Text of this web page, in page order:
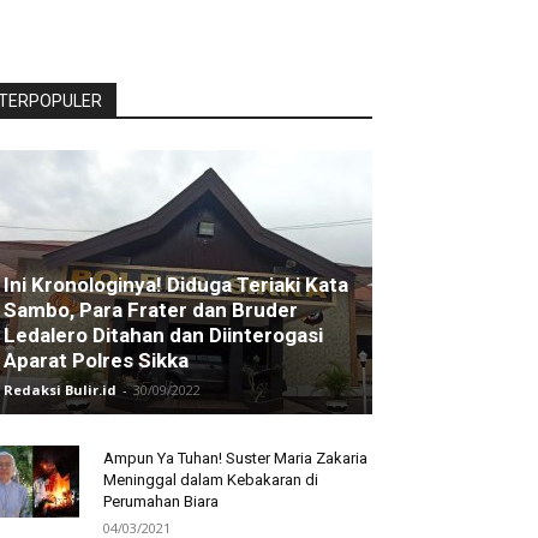
Ini Kronologinya! Diduga Teriaki Kata
Sambo, Para Frater dan Bruder
Ledalero Ditahan dan Diinterogasi
Aparat Polres Sikka
Redaksi Bulir.id - 30/09/2022
Ampun Ya Tuhan! Suster Maria Zakaria
Meninggal dalam Kebakaran di
Perumahan Biara
04/03/2021